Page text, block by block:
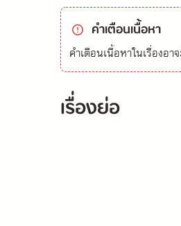
คำเตือนเนื้อหา
คำเตือนเนื้อหาในเรื่องอ
เรื่องย่อ